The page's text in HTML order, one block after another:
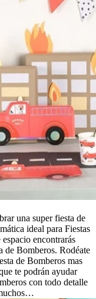
una super fiesta de
ideal para Fiestas
encontrarás
de Bomberos. Rodéate
de Bomberos mas
te podrán ayudar
con todo detalle